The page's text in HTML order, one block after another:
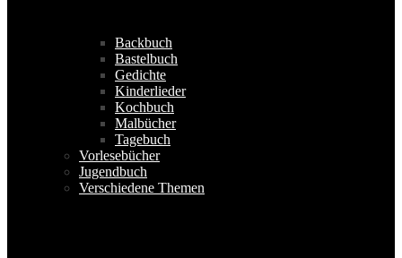
Backbuch
Bastelbuch
Gedichte
Kinderlieder
Kochbuch
Malbücher
Tagebuch
Vorlesebücher
Jugendbuch
Verschiedene Themen